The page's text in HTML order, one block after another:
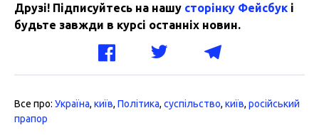
Друзі! Підписуйтесь на нашу сторінку Фейсбук і
будьте завжди в курсі останніх новин.
Все про: Україна, київ, Політика, суспільство, київ, російський
прапор